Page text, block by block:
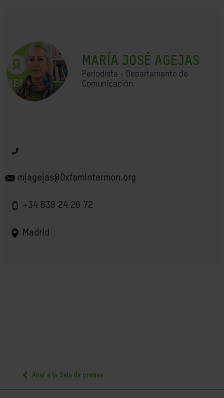
MARÍA JOSÉ AGEJAS
Periodista - Departamento de
Comunicación
mjagejas@OxfamIntermon.org
+34 638 24 26 72
Madrid
Anar a la Sala de premsa